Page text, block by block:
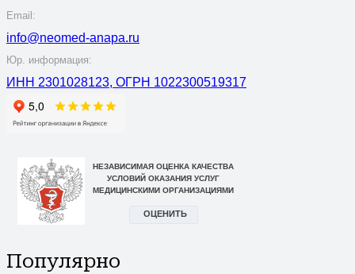
Email:
info@neomed-anapa.ru
Юр. информация:
ИНН 2301028123, ОГРН 1022300519317
Популярно